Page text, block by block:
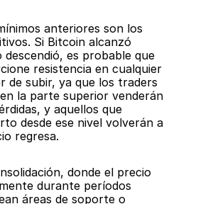
anteriores son los
Si Bitcoin alcanzó
es probable que
resistencia en cualquier
de subir, ya que los traders
la parte superior venderán
y aquellos que
desde ese nivel volverán a
regresa.
donde el precio
durante períodos
áreas de soporte o